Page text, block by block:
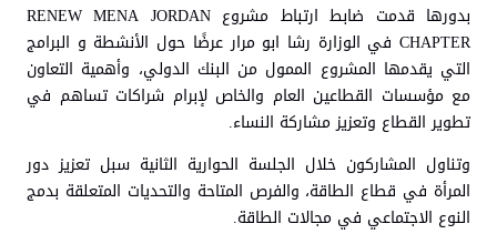
بدورها قدمت ضابط ارتباط مشروع RENEW MENA JORDAN
CHAPTER في الوزارة رشا ابو مرار عرضًا حول الأنشطة و البرامج
التي يقدمها المشروع الممول من البنك الدولي، وأهمية التعاون
مع مؤسسات القطاعين العام والخاص لإبرام شراكات تساهم في
تطوير القطاع وتعزيز مشاركة النساء.
وتناول المشاركون خلال الجلسة الحوارية الثانية سبل تعزيز دور
المرأة في قطاع الطاقة، والفرص المتاحة والتحديات المتعلقة بدمج
النوع الاجتماعي في مجالات الطاقة.